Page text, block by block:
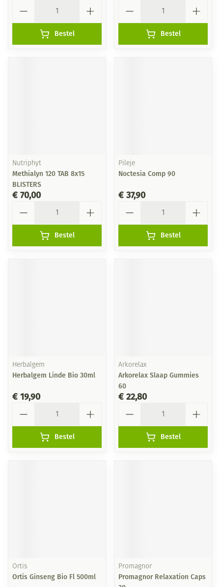
Bestel Bestel
Nutriphyt
Methialyn 120 TAB 8x15
BLISTERS
€ 70,00
Bestel
Pileje
Noctesia Comp 90
€ 37,90
Bestel
Herbalgem
Herbalgem Linde Bio 30ml
€ 19,90
Bestel
Arkorelax
Arkorelax Slaap Gummies
60
€ 22,80
Bestel
Ortis
Ortis Ginseng Bio Fl 500ml
Promagnor
Promagnor Relaxation Caps